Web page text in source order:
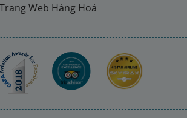
Trang Web Hàng Hoá